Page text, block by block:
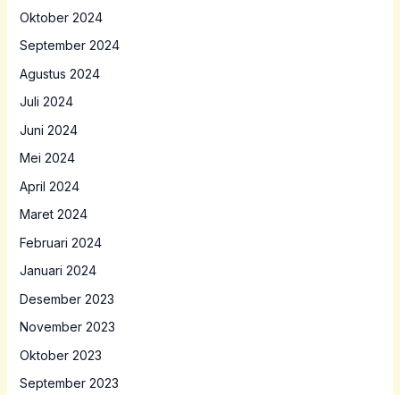
Oktober 2024
September 2024
Agustus 2024
Juli 2024
Juni 2024
Mei 2024
April 2024
Maret 2024
Februari 2024
Januari 2024
Desember 2023
November 2023
Oktober 2023
September 2023